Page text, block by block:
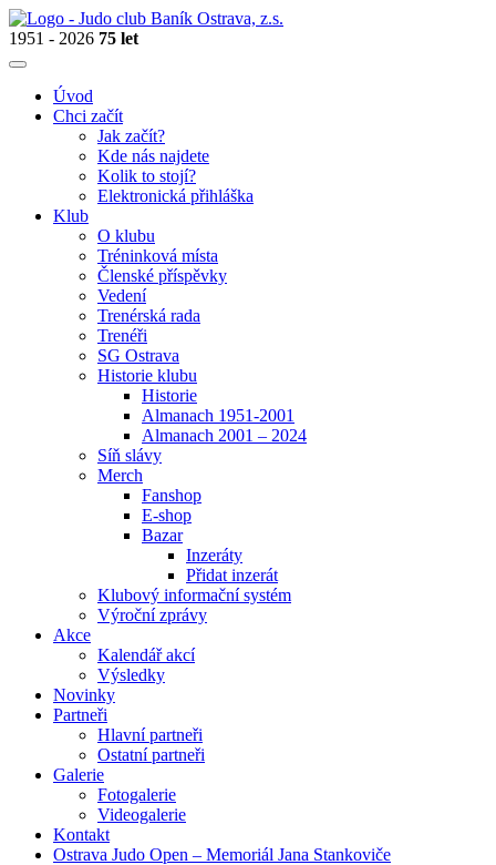
1951 - 2026 75 let
Úvod
Chci začít
Jak začít?
Kde nás najdete
Kolik to stojí?
Elektronická přihláška
Klub
O klubu
Tréninková místa
Členské příspěvky
Vedení
Trenérská rada
Trenéři
SG Ostrava
Historie klubu
Historie
Almanach 1951-2001
Almanach 2001 – 2024
Síň slávy
Merch
Fanshop
E-shop
Bazar
Inzeráty
Přidat inzerát
Klubový informační systém
Výroční zprávy
Akce
Kalendář akcí
Výsledky
Novinky
Partneři
Hlavní partneři
Ostatní partneři
Galerie
Fotogalerie
Videogalerie
Kontakt
Ostrava Judo Open – Memoriál Jana Stankoviče